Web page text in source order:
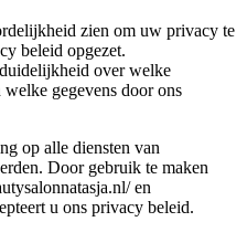
Natasja
zien om uw privacy te
beleid opgezet.
over welke
gegevens door ons
op alle diensten van
Door gebruik te maken
en
u ons privacy beleid.